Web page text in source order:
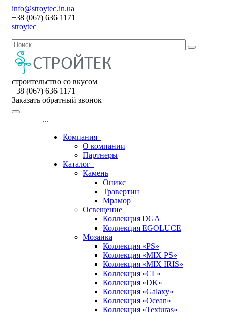
info@stroytec.in.ua
+38 (067) 636 1171
stroytec
строительство со вкусом
+38 (067) 636 1171
Заказать обратный звонок
...
Компания
О компании
Партнеры
Каталог
Камень
Оникс
Травертин
Мрамор
Освещение
Коллекция DGA
Коллекция EGOLUCE
Мозаика
Коллекция «PS»
Коллекция «MIX PS»
Коллекция «MIX IRIS»
Коллекция «CL»
Коллекция «DK»
Коллекция «Galaxy»
Коллекция «Ocean»
Коллекция «Texturas»